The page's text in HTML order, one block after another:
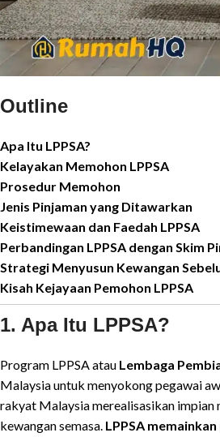
Outline
Apa Itu LPPSA?
Kelayakan Memohon LPPSA
Prosedur Memohon
Jenis Pinjaman yang Ditawarkan
Keistimewaan dan Faedah LPPSA
Perbandingan LPPSA dengan Skim
Strategi Menyusun Kewangan
Kisah Kejayaan Pemohon LPPSA
1. Apa Itu LPPSA?
Program LPPSA atau Lembaga
Malaysia untuk menyokong pegawai
rakyat Malaysia merealisasikan impian
kewangan semasa. LPPSA